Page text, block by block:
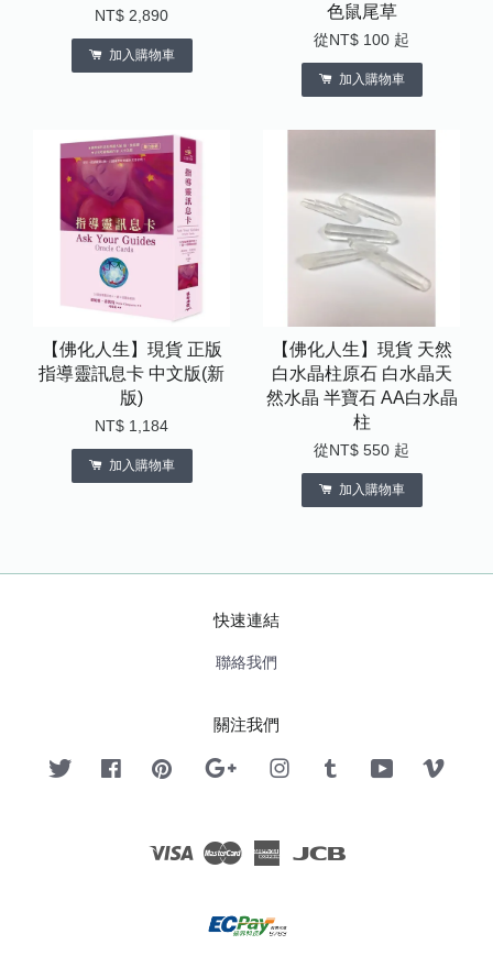
NT$ 2,890
加入購物車
色鼠尾草
從 NT$ 100 起
加入購物車
【佛化人生】現貨 正版
指導靈訊息卡 中文版(新
版)
NT$ 1,184
加入購物車
【佛化人生】現貨 天然
白水晶柱原石 白水晶天
然水晶 半寶石 AA白水晶
柱
從 NT$ 550 起
加入購物車
快速連結
聯絡我們
關注我們
Twitter FacebookPinterest Google InstagramTumblr YouTube
Visa Master American